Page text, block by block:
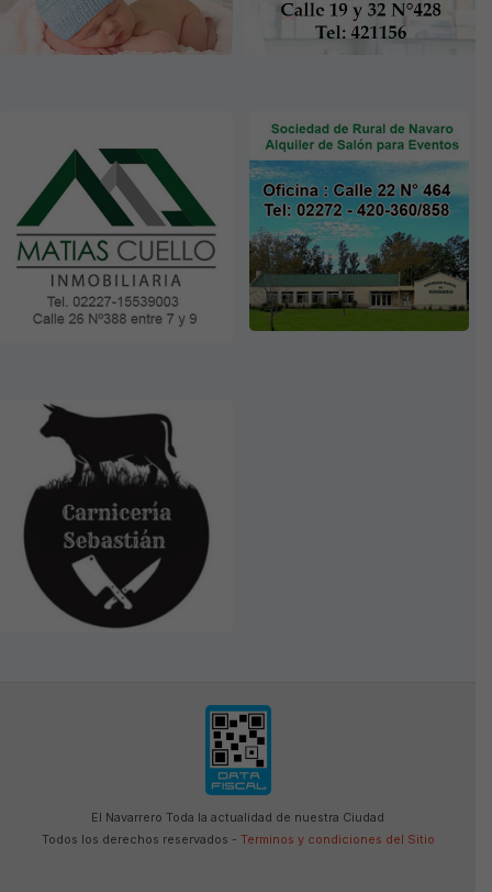
El Navarrero Toda la actualidad de nuestra Ciudad
Todos los derechos reservados - Terminos y condiciones del Sitio